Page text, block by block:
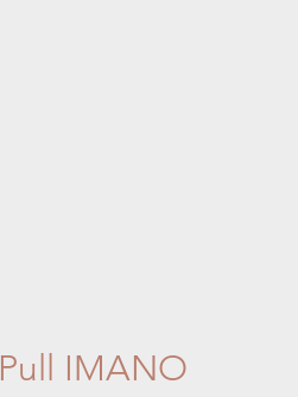
Pull IMANO